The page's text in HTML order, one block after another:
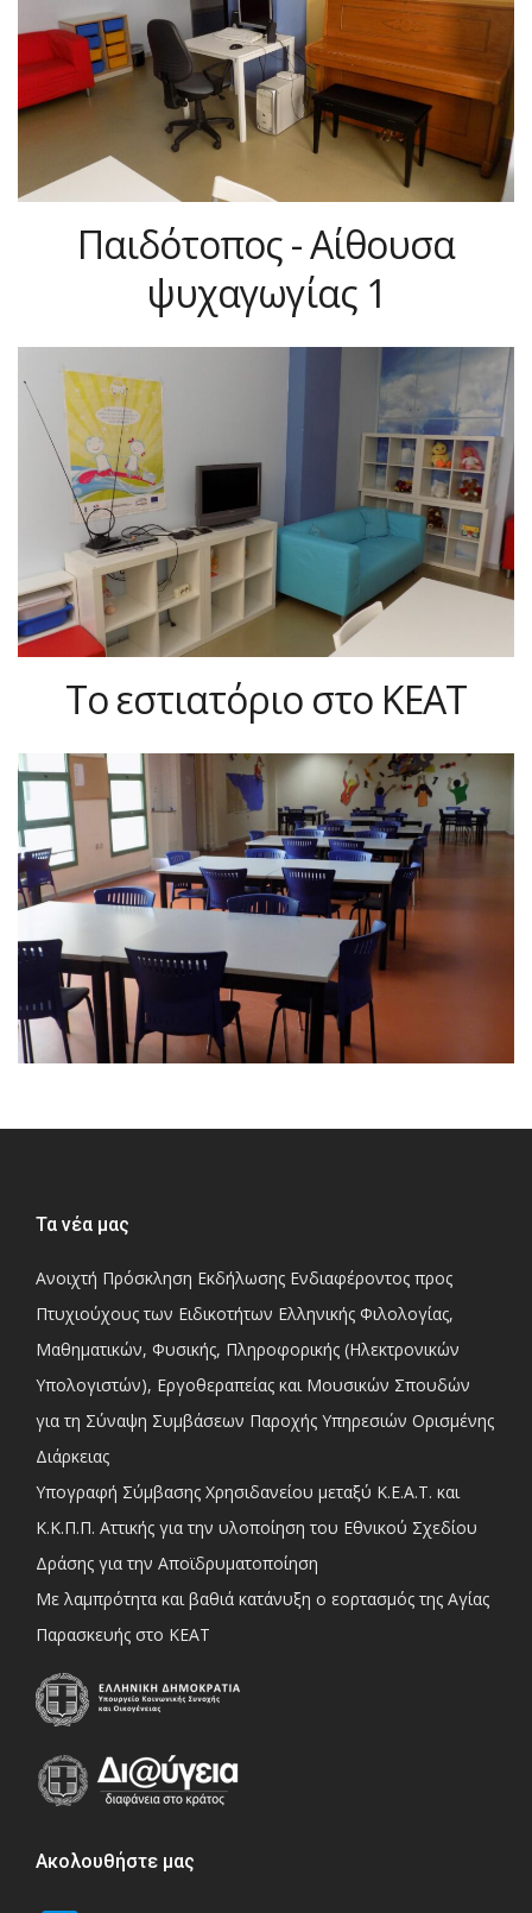
Παιδότοπος - Αίθουσα
ψυχαγωγίας 1
Το εστιατόριο στο ΚΕΑΤ
Τα νέα μας
Ανοιχτή Πρόσκληση Εκδήλωσης Ενδιαφέροντος προς
Πτυχιούχους των Ειδικοτήτων Ελληνικής Φιλολογίας,
Μαθηματικών, Φυσικής, Πληροφορικής (Ηλεκτρονικών
Υπολογιστών), Εργοθεραπείας και Μουσικών Σπουδών
για τη Σύναψη Συμβάσεων Παροχής Υπηρεσιών Ορισμένης
Διάρκειας
Υπογραφή Σύμβασης Χρησιδανείου μεταξύ Κ.Ε.Α.Τ. και
Κ.Κ.Π.Π. Αττικής για την υλοποίηση του Εθνικού Σχεδίου
Δράσης για την Αποϊδρυματοποίηση
Με λαμπρότητα και βαθιά κατάνυξη ο εορτασμός της Αγίας
Παρασκευής στο ΚΕΑΤ
Ακολουθήστε μας